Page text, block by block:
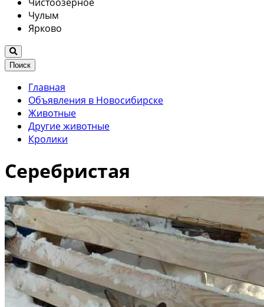
Чулым
Ярково
Поиск
Главная
Объявления в Новосибирске
Животные
Другие животные
Кролики
Серебристая